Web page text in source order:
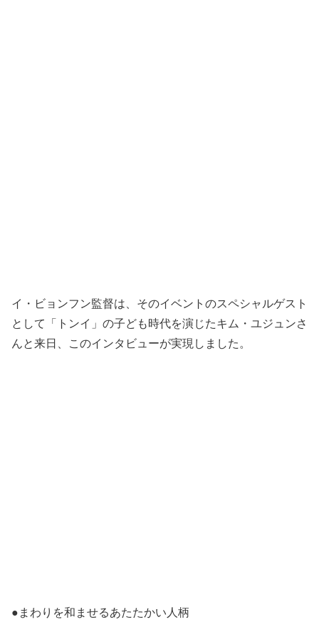
イ・ビョンフン監督は、そのイベントのスペシャルゲスト
として「トンイ」の子ども時代を演じたキム・ユジュンさ
んと来日、このインタビューが実現しました。
●まわりを和ませるあたたかい人柄